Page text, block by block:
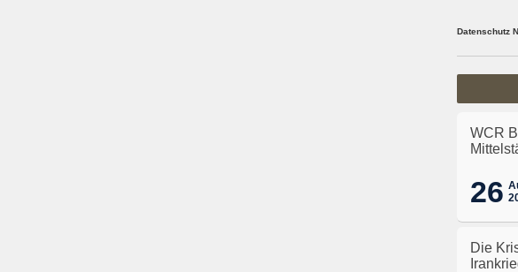
Datenschutz
WCR
26
Die